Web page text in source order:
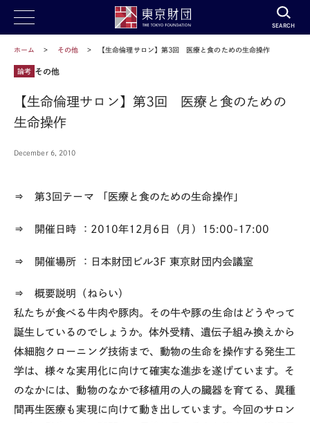
SEARCH
ホーム その他 【生命倫理サロン】第3回 医療と食のための生命操作
論考 その他
【生命倫理サロン】第3回 医療と食のための
生命操作
December 6, 2010
⇒ 第3回テーマ 「医療と食のための生命操作」
⇒ 開催日時 ：2010年12月6日（月）15:00-17:00
⇒ 開催場所 ：日本財団ビル3F 東京財団内会議室
⇒ 概要説明（ねらい）
私たちが食べる牛肉や豚肉。その牛や豚の生命はどうやって
誕生しているのでしょうか。体外受精、遺伝子組み換えから
体細胞クローニング技術まで、動物の生命を操作する発生工
学は、様々な実用化に向けて確実な進歩を遂げています。そ
のなかには、動物のなかで移植用の人の臓器を育てる、異種
間再生医療も実現に向けて動き出しています。今回のサロン